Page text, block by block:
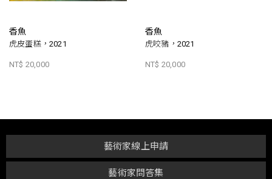
香魚
虎皮蛋糕，2021
NT$ 20,000
香魚
虎咬豬，2021
NT$ 20,000
藝術家問答集
藝術家線上申請